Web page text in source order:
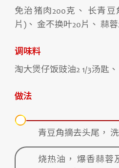
免治猪肉200克、 长青豆
片)、 金不换叶20片、 蒜
调味料
淘大煲仔饭豉油2 1/3汤匙
做法
青豆角摘去头尾，
烧热油， 爆香蒜蓉